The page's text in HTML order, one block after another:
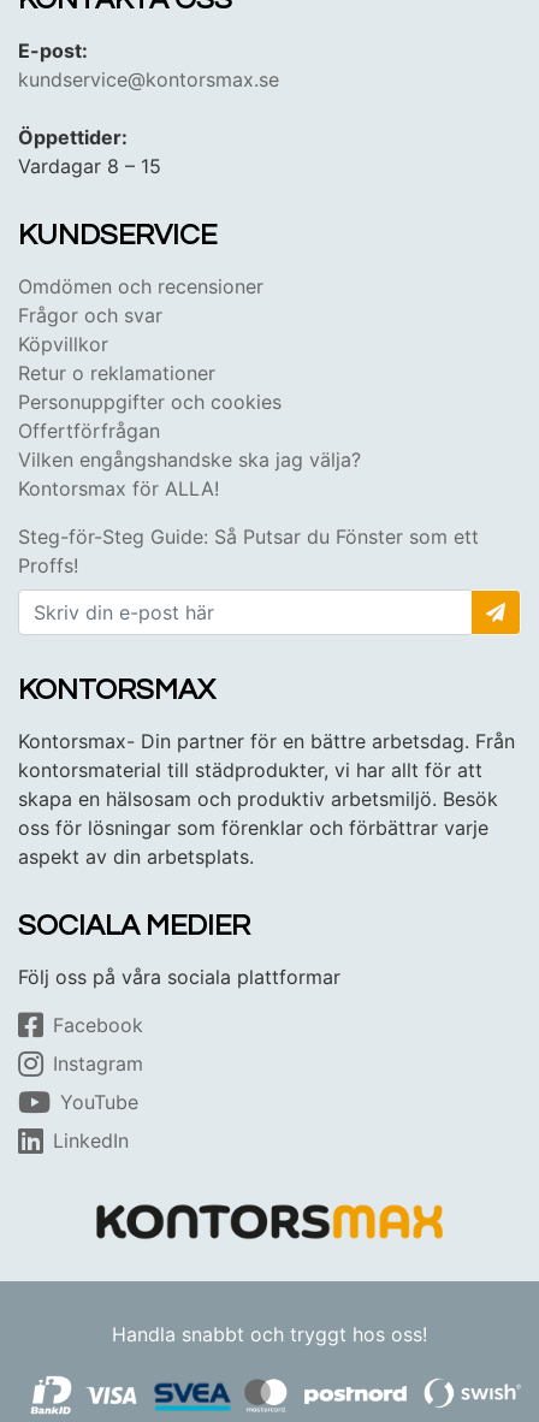
E-post:
kundservice@kontorsmax.se
Öppettider:
Vardagar 8 – 15
KUNDSERVICE
Omdömen och recensioner
Frågor och svar
Köpvillkor
Retur o reklamationer
Personuppgifter och cookies
Offertförfrågan
Vilken engångshandske ska jag välja?
Kontorsmax för ALLA!
Steg-för-Steg Guide: Så Putsar du Fönster som ett
Proffs!
KONTORSMAX
Kontorsmax- Din partner för en bättre arbetsdag. Från
kontorsmaterial till städprodukter, vi har allt för att
skapa en hälsosam och produktiv arbetsmiljö. Besök
oss för lösningar som förenklar och förbättrar varje
aspekt av din arbetsplats.
SOCIALA MEDIER
Följ oss på våra sociala plattformar
Facebook
Instagram
YouTube
LinkedIn
Handla snabbt och tryggt hos oss!